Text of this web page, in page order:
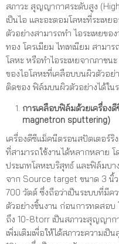
สภาวะ สุญญากาศระดับสูง
เป็นไอ และอะตอมโลหะที่ระเห
ตัวอย่างสามารถทำ ไอระเหยขอ
ทอง โครเมียม ไทเทเนียม สามา
โลหะ หรือทำไอระเหยจากภาช
ของไอโลหะที่เคลือบบนผิวตัวอย่
ติดของ ฟิล์มบนผิวตัวอย่างได้ใน
การเคลือบฟิล์มด้วยเครื่อง
magnetron sputtering)
เครื่องดีซีแม็คนีตรอนสปัตเตอร์ริ
ที่สามารถใช้งานได้หลากหลาย
ประเภทโลหะบริสุทธ์ และฟิล์มบ
จาก Source target ขนาด 3 นิ้
700 วัตต์ ซึ่งถือว่าเป็นระบบที่มี
ตัวอย่างชิ้นงาน ก่อนการทดสอบ
ถึง 10-8torr เป็นสภาวะสุญญา
เพิ่มเติมเพื่อให้ได้สภาวะความเ